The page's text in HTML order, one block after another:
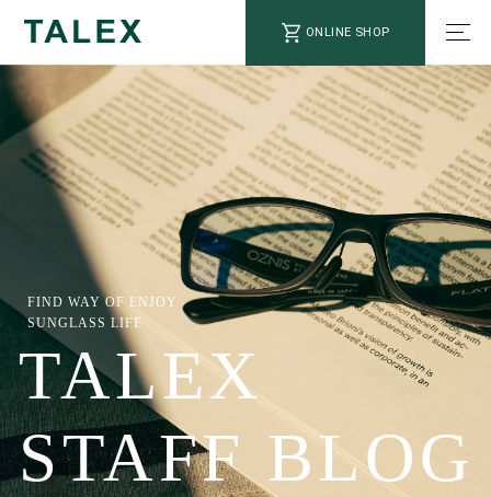
ONLINE SHOP
FIND WAY OF ENJOY
SUNGLASS LIFE
TALEX
STAFF BLOG